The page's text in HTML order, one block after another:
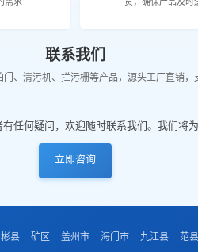
联系我们
、清污机、拦污栅等产品，源头工厂直销
任何疑问，欢迎随时联系我们。我们将
立即咨询
彬县 矿区 盖州市 海门市 九江县 范县